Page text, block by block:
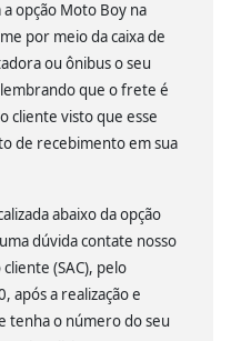
opção Moto Boy na
por meio da caixa de
ou ônibus o seu
que o frete é
cliente visto que esse
de recebimento em sua
abaixo da opção
dúvida contate nosso
(SAC), pelo
após a realização e
tenha o número do seu